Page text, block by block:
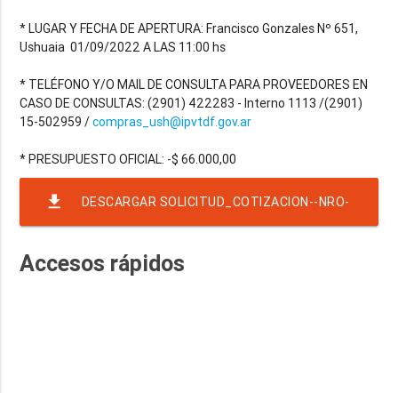
* LUGAR Y FECHA DE APERTURA: Francisco Gonzales Nº 651,
Ushuaia 01/09/2022 A LAS 11:00 hs
* TELÉFONO Y/O MAIL DE CONSULTA PARA PROVEEDORES EN
CASO DE CONSULTAS: (2901) 422283 - Interno 1113 /(2901)
15-502959 /compras_ush@ipvtdf.gov.ar
file_download DESCARGAR SOLICITUD_COTIZACION--NRO-
Accesos rápidos